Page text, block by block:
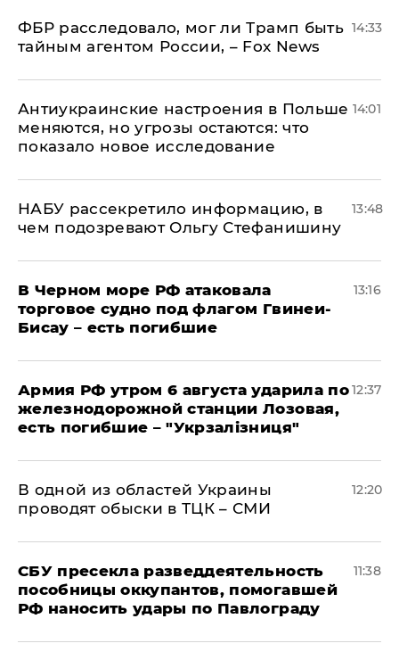
ФБР расследовало, мог ли Трамп быть
тайным агентом России, – Fox News
14:33
Антиукраинские настроения в Польше
меняются, но угрозы остаются: что
показало новое исследование
14:01
НАБУ рассекретило информацию, в
чем подозревают Ольгу Стефанишину
13:48
В Черном море РФ атаковала
торговое судно под флагом Гвинеи-
Бисау – есть погибшие
13:16
Армия РФ утром 6 августа ударила по
железнодорожной станции Лозовая,
есть погибшие – "Укрзалізниця"
12:37
В одной из областей Украины
проводят обыски в ТЦК – СМИ
12:20
СБУ пресекла разведдеятельность
пособницы оккупантов, помогавшей
РФ наносить удары по Павлограду
11:38